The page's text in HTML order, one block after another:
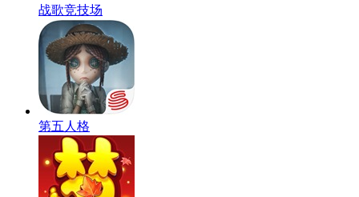
战歌竞技场
第五人格